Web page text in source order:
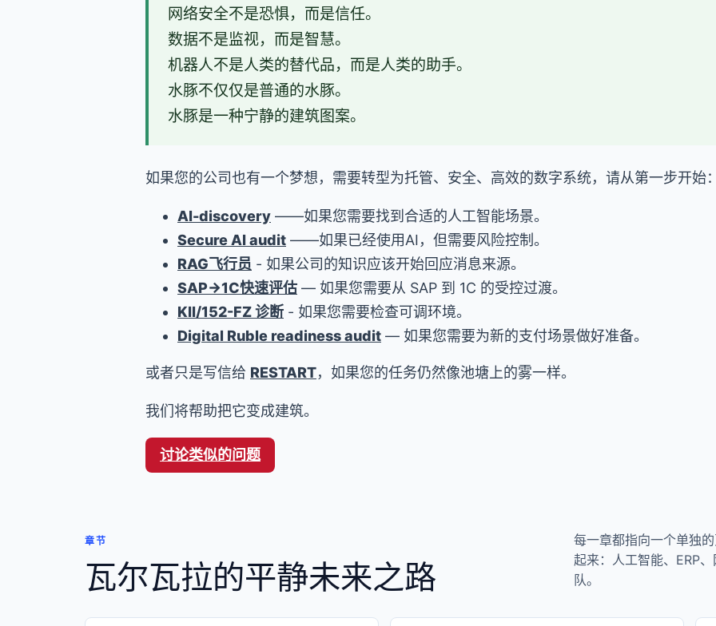
网络安全不是恐惧，而是信任。
数据不是监视，而是智慧。
机器人不是人类的替代品，而是人类的助手。
水豚不仅仅是普通的水豚。
水豚是一种宁静的建筑图案。
如果您的公司也有一个梦想，需要转型为托管、安全、高效的数字系统，请从第一步开始
AI-discovery ——如果您需要找到合适的人工智能场景。
Secure AI audit ——如果已经使用AI，但需要风险控制。
RAG飞行员 - 如果公司的知识应该开始回应消息来源。
SAP→1C快速评估 — 如果您需要从 SAP 到 1C 的受控过渡。
KII/152-FZ 诊断 - 如果您需要检查可调环境。
Digital Ruble readiness audit — 如果您需要为新的支付场景做好准备。
或者只是写信给 RESTART，如果您的任务仍然像池塘上的雾一样。
我们将帮助把它变成建筑。
讨论类似的问题
章节
瓦尔瓦拉的平静未来之路
每一章都指向一个单独
起来：人工智能、ERP
队。